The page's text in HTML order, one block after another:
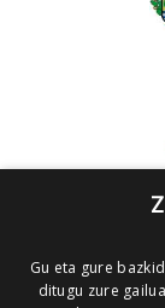
Gu eta gure
ditugu zure